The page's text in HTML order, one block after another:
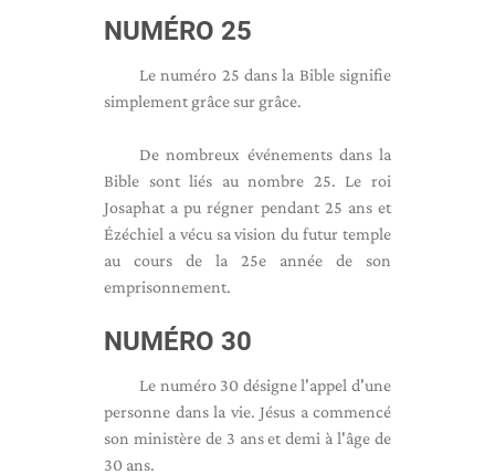
NUMÉRO 25
Le numéro 25 dans la Bible signifie
simplement grâce sur grâce.
De nombreux événements dans la
Bible sont liés au nombre 25. Le roi
Josaphat a pu régner pendant 25 ans et
Ézéchiel a vécu sa vision du futur temple
au cours de la 25e année de son
emprisonnement.
NUMÉRO 30
Le numéro 30 désigne l'appel d'une
personne dans la vie. Jésus a commencé
son ministère de 3 ans et demi à l'âge de
30 ans.